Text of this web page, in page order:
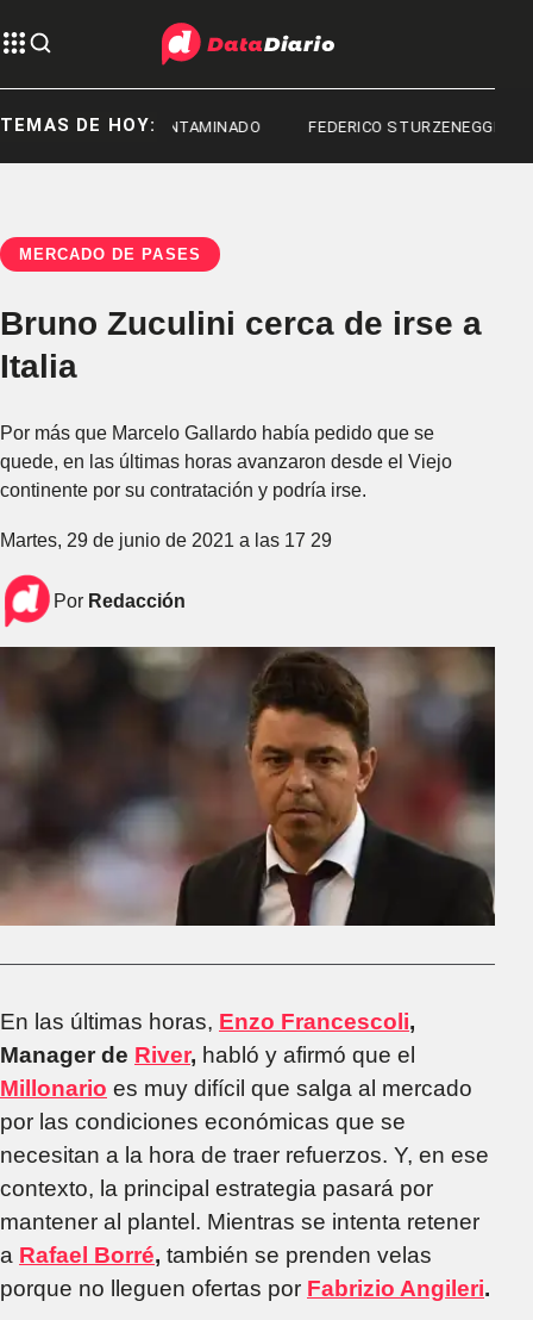
TEMAS DE HOY:
FENTANILO CONTAMINADO FEDERICO STURZENEGGER
MERCADO DE PASES
Bruno Zuculini cerca de irse a
Italia
Por más que Marcelo Gallardo había pedido que se
quede, en las últimas horas avanzaron desde el Viejo
continente por su contratación y podría irse.
Martes, 29 de junio de 2021 a las 17 29
Por Redacción
En las últimas horas, Enzo Francescoli,
Manager de River, habló y afirmó que el
Millonario es muy difícil que salga al mercado
por las condiciones económicas que se
necesitan a la hora de traer refuerzos. Y, en ese
contexto, la principal estrategia pasará por
mantener al plantel. Mientras se intenta retener
a Rafael Borré, también se prenden velas
porque no lleguen ofertas por Fabrizio Angileri.